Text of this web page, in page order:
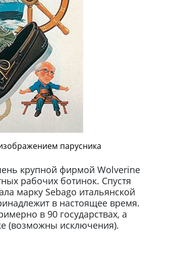
парусника
крупной фирмой Wolverine
рабочих ботинок. Спустя
марку Sebago итальянской
в настоящее время.
в 90 государствах, а
(возможны исключения).